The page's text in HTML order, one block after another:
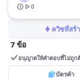
0
ควิซที่สร้
7 ข้อ
อนุญาตให้คำตอบที่ไม่ถูก
บัตรคำ